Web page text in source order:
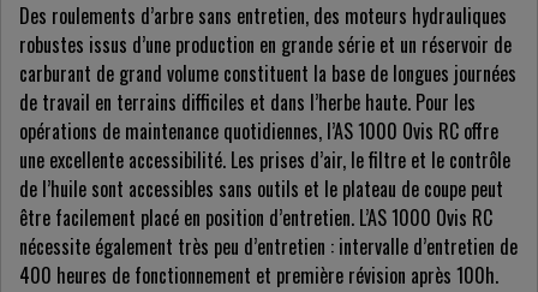
Des roulements d’arbre sans entretien, des moteurs hydrauliques
robustes issus d’une production en grande série et un réservoir de
carburant de grand volume constituent la base de longues journées
de travail en terrains difficiles et dans l’herbe haute. Pour les
opérations de maintenance quotidiennes, l’AS 1000 Ovis RC offre
une excellente accessibilité. Les prises d’air, le filtre et le contrôle
de l’huile sont accessibles sans outils et le plateau de coupe peut
être facilement placé en position d’entretien. L’AS 1000 Ovis RC
nécessite également très peu d’entretien : intervalle d’entretien de
400 heures de fonctionnement et première révision après 100h.